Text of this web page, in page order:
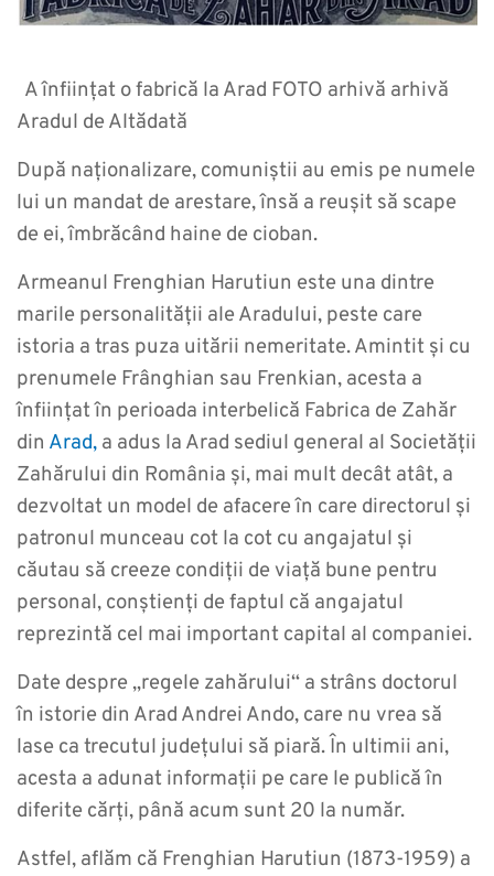
A înființat o fabrică la Arad FOTO arhivă arhivă
Aradul de Altădată
După naționalizare, comuniștii au emis pe numele
lui un mandat de arestare, însă a reușit să scape
de ei, îmbrăcând haine de cioban.
Armeanul Frenghian Harutiun este una dintre
marile personalității ale Aradului, peste care
istoria a tras puza uitării nemeritate. Amintit și cu
prenumele Frânghian sau Frenkian, acesta a
înființat în perioada interbelică Fabrica de Zahăr
din Arad, a adus la Arad sediul general al Societății
Zahărului din România și, mai mult decât atât, a
dezvoltat un model de afacere în care directorul și
patronul munceau cot la cot cu angajatul și
căutau să creeze condiții de viață bune pentru
personal, conștienți de faptul că angajatul
reprezintă cel mai important capital al companiei.
Date despre „regele zahărului“ a strâns doctorul
în istorie din Arad Andrei Ando, care nu vrea să
lase ca trecutul județului să piară. În ultimii ani,
acesta a adunat informații pe care le publică în
diferite cărți, până acum sunt 20 la număr.
Astfel, aflăm că Frenghian Harutiun (1873-1959) a